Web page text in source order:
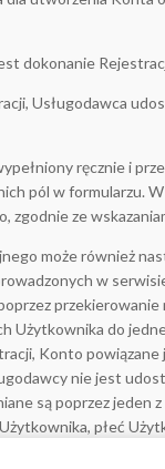
dokonanie
Usługodawca
ręcznie i
pól w formularzu.
zgodnie ze
może również
w serwisie
Użytkownika do
Konto
nie jest
są poprzez jeden
płeć